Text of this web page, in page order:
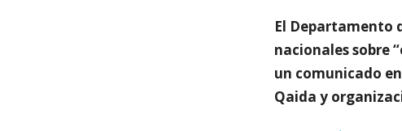
El Departamento
nacionales sobre
un comunicado
Qaida y